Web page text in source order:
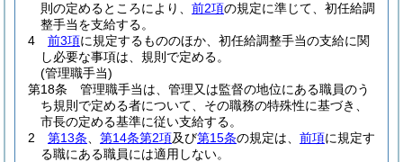
則の定めるところにより、 前2項の規定に準じて、初任給調
整手当を支給する。
4
前3項に規定するもののほか、初任給調整手当の支給に関
し必要な事項は、規則で定める。
(管理職手当)
第18条
管理職手当は、管理又は監督の地位にある職員のう
ち規則で定める者について、その職務の特殊性に基づき、
市長の定める基準に従い支給する。
2
第13条 第14条第2項及び第15条の規定は、 前項に規定す
る職にある職員には適用しない。